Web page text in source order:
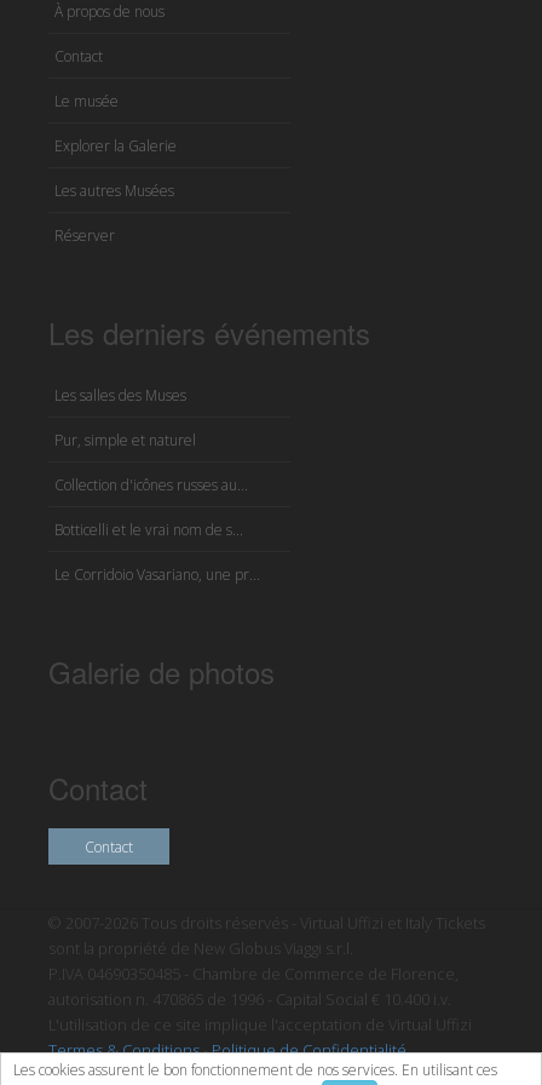
À propos de nous
Contact
Le musée
Explorer la Galerie
Les autres Musées
Réserver
Les derniers événements
Les salles des Muses
Pur, simple et naturel
Collection d'icônes russes au...
Botticelli et le vrai nom de s...
Le Corridoio Vasariano, une pr...
Galerie de photos
Contact
Contact
© 2007-2026 Tous droits réservés - Virtual Uffizi et Italy Tickets
sont la propriété de New Globus Viaggi s.r.l.
P.IVA 04690350485 - Chambre de Commerce de Florence,
autorisation n. 470865 de 1996 - Capital Social € 10.400 i.v.
L'utilisation de ce site implique l'acceptation de Virtual Uffizi
Termes & Conditions-Politique de Confidentialité
Les cookies assurent le bon fonctionnement de nos services. En utilisant ces